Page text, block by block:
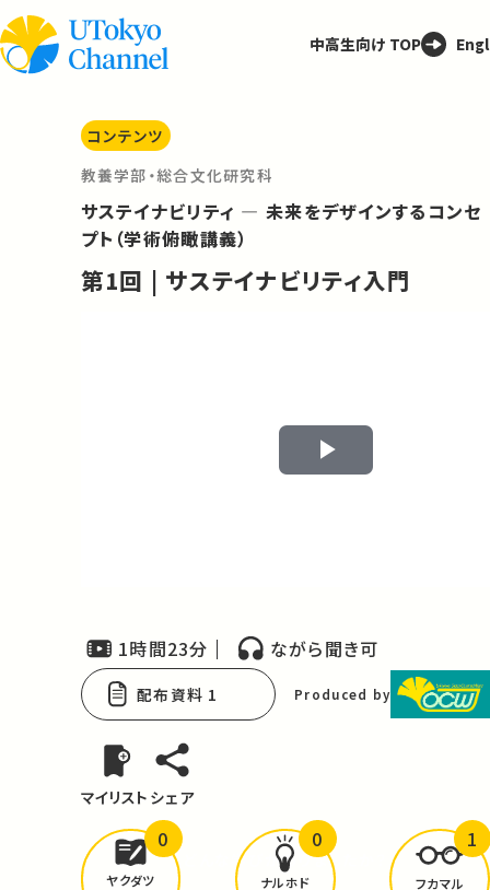
中高生向け TOP
コンテンツ
教養学部・総合文化研究科
サステイナビリティ ― 未来をデザインするコンセ
プト（学術俯瞰講義）
第1回 | サステイナビリティ入門
Play
1時間23分 ながら聞き可
配布資料 1 Produced by
マイリスト シェア
どんな学びがありましたか？
ヤクダツ
0
ナルホド
0
フカマル
1